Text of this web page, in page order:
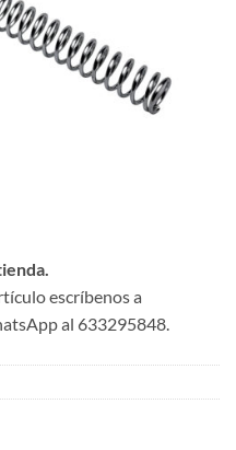
escríbenos a
al 633295848.